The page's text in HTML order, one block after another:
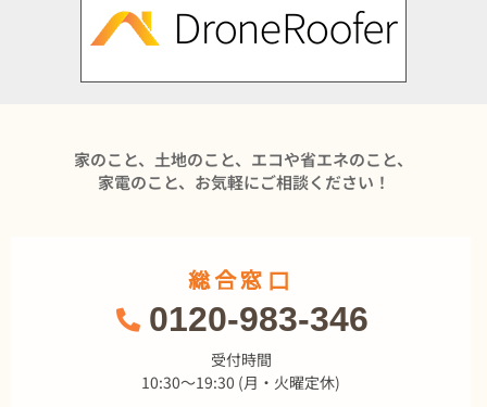
家のこと、土地のこと、エコや省エネのこと、
家電のこと、お気軽にご相談ください！
総合窓口
0120-983-346
受付時間
10:30～19:30 (月・火曜定休)